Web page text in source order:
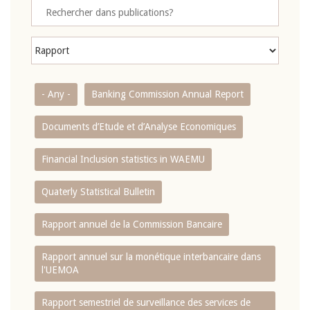
- Any - Banking Commission Annual Report
Documents d’Etude et d’Analyse Economiques
Financial Inclusion statistics in WAEMU
Quaterly Statistical Bulletin
Rapport annuel de la Commission Bancaire
Rapport annuel sur la monétique interbancaire dans
l'UEMOA
Rapport semestriel de surveillance des services de